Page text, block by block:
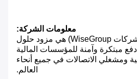
معلومات الشركة:
Wisecard (إحدى شركات WiseGroup) هي مزود حلول
مبتكرة وآمنة للمؤسسات المالية
ومشغلي الاتصالات في جميع أنحاء
العالم.